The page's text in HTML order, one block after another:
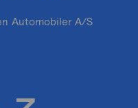
Automobiler A/S